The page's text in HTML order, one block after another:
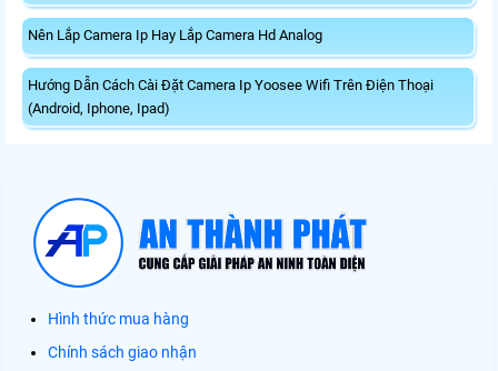
Nên Lắp Camera Ip Hay Lắp Camera Hd Analog
Hướng Dẫn Cách Cài Đặt Camera Ip Yoosee Wifi Trên Điện Thoại
(Android, Iphone, Ipad)
Hình thức mua hàng
Chính sách giao nhận